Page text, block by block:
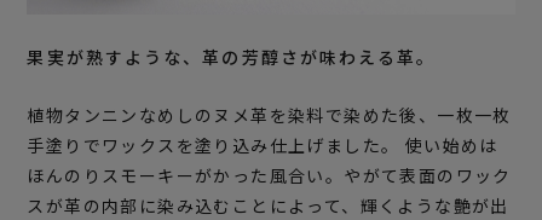
果実が熟すような、革の芳醇さが味わえる革。
植物タンニンなめしのヌメ革を染料で染めた後、一枚一枚
手塗りでワックスを塗り込み仕上げました。 使い始めは
ほんのりスモーキーがかった風合い。やがて表面のワック
スが革の内部に染み込むことによって、輝くような艶が出